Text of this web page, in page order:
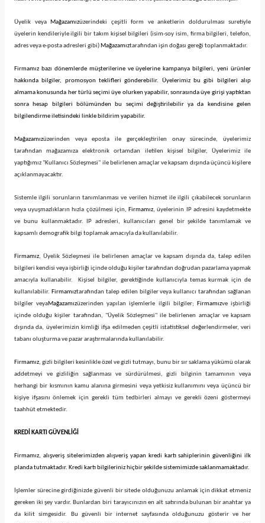
Üyelik veya Mağazamızüzerindeki çeşitli form ve anketlerin doldurulması suretiyle
üyelerin kendileriyle ilgili bir takım kişisel bilgileri (isim-soy isim, firma bilgileri, telefon,
adres veya e-posta adresleri gibi) Mağazamıztarafından işin doğası gereği toplanmaktadır.
Firmamız bazı dönemlerde müşterilerine ve üyelerine kampanya bilgileri, yeni ürünler
hakkında bilgiler, promosyon teklifleri gönderebilir. Üyelerimiz bu gibi bilgileri alıp
almama konusunda her türlü seçimi üye olurken yapabilir, sonrasında üye girişi yaptıktan
sonra hesap bilgileri bölümünden bu seçimi değiştirilebilir ya da kendisine gelen
bilgilendirme iletisindeki linkle bildirim yapabilir.
Mağazamızüzerinden veya eposta ile gerçekleştirilen onay sürecinde, üyelerimiz
tarafından mağazamıza elektronik ortamdan iletilen kişisel bilgiler, Üyelerimiz ile
yaptığımız "Kullanıcı Sözleşmesi" ile belirlenen amaçlar ve kapsam dışında üçüncü kişilere
açıklanmayacaktır.
Sistemle ilgili sorunların tanımlanması ve verilen hizmet ile ilgili çıkabilecek sorunların
veya uyuşmazlıkların hızla çözülmesi için, Firmamız, üyelerinin IP adresini kaydetmekte
ve bunu kullanmaktadır. IP adresleri, kullanıcıları genel bir şekilde tanımlamak ve
kapsamlı demografik bilgi toplamak amacıyla da kullanılabilir.
Firmamız, Üyelik Sözleşmesi ile belirlenen amaçlar ve kapsam dışında da, talep edilen
bilgileri kendisi veya işbirliği içinde olduğu kişiler tarafından doğrudan pazarlama yapmak
amacıyla kullanabilir. Kişisel bilgiler, gerektiğinde kullanıcıyla temas kurmak için de
kullanılabilir. Firmamıztarafından talep edilen bilgiler veya kullanıcı tarafından sağlanan
bilgiler veyaMağazamızüzerinden yapılan işlemlerle ilgili bilgiler; Firmamızve işbirliği
içinde olduğu kişiler tarafından, "Üyelik Sözleşmesi" ile belirlenen amaçlar ve kapsam
dışında da, üyelerimizin kimliği ifşa edilmeden çeşitli istatistiksel değerlendirmeler, veri
tabanı oluşturma ve pazar araştırmalarında kullanılabilir.
Firmamız, gizli bilgileri kesinlikle özel ve gizli tutmayı, bunu bir sır saklama yükümü olarak
addetmeyi ve gizliliğin sağlanması ve sürdürülmesi, gizli bilginin tamamının veya
herhangi bir kısmının kamu alanına girmesini veya yetkisiz kullanımını veya üçüncü bir
kişiye ifşasını önlemek için gerekli tüm tedbirleri almayı ve gerekli özeni göstermeyi
taahhüt etmektedir.
KREDİ KARTI GÜVENLİĞİ
Firmamız, alışveriş sitelerimizden alışveriş yapan kredi kartı sahiplerinin güvenliğini ilk
planda tutmaktadır. Kredi kartı bilgileriniz hiçbir şekilde sistemimizde saklanmamaktadır.
İşlemler sürecine girdiğinizde güvenli bir sitede olduğunuzu anlamak için dikkat etmeniz
gereken iki şey vardır. Bunlardan biri tarayıcınızın en alt satırında bulunan bir anahtar ya
da kilit simgesidir. Bu güvenli bir internet sayfasında olduğunuzu gösterir ve her